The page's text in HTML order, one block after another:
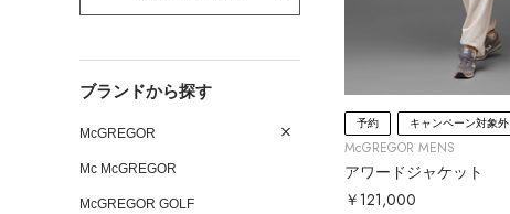
ブランドから探す
McGREGOR
Mc McGREGOR
McGREGOR GOLF
予約 キャンペーン対象外
McGREGOR MENS
アワードジャケット
￥121,000